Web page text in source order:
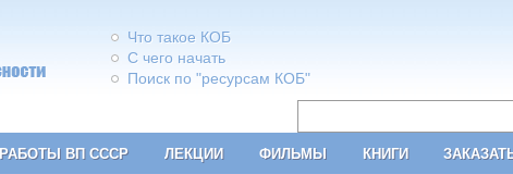
Что такое КОБ
С чего начать
Поиск по "ресурсам КОБ"
РАБОТЫ ВП СССР ЛЕКЦИИ ФИЛЬМЫ КНИГИ